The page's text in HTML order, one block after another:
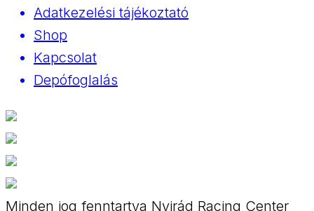
Adatkezelési tájékoztató
Shop
Kapcsolat
Depófoglalás
Minden jog fenntartva Nyirád Racing Center